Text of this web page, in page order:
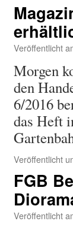
Veröffentlicht
Morgen
den
6/2016
das Heft
Veröffentlicht
FGB
Veröffentlicht